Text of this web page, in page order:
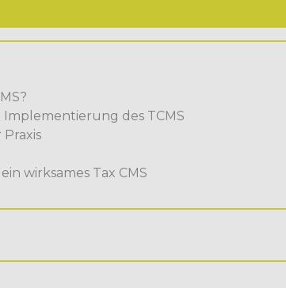
des TCMS
wirksames Tax CMS